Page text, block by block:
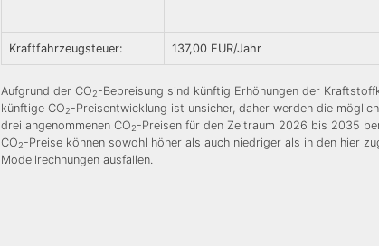
Kraftfahrzeugsteuer: 137,00 EUR/Jahr
Aufgrund der CO2-Bepreisung sind künftig Erhöhungen der
künftige CO2-Preisentwicklung ist unsicher, daher werden die
drei angenommenen CO2-Preisen für den Zeitraum 2026 bis 2035
CO2-Preise können sowohl höher als auch niedriger als in den hier
Modellrechnungen ausfallen.